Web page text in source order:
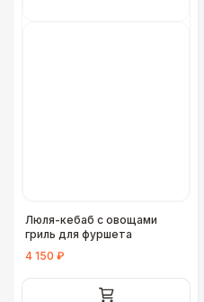
Люля-кебаб с овощами
гриль для фуршета
4 150 ₽